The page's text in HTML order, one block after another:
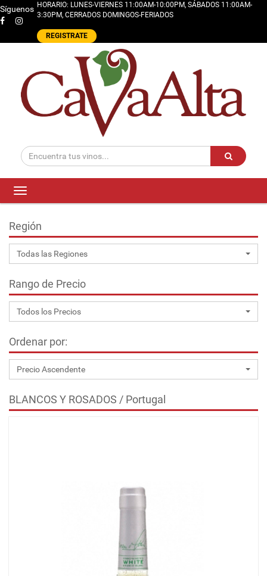
Síguenos HORARIO: LUNES-VIERNES 11:00AM-10:00PM, SÁBADOS 11:00AM-
3:30PM, CERRADOS DOMINGOS-FERIADOS
REGISTRATE
Toggle
navigation
Región
Todas las Regiones
Rango de Precio
Todos los Precios
Ordenar por:
Precio Ascendente
BLANCOS Y ROSADOS / Portugal